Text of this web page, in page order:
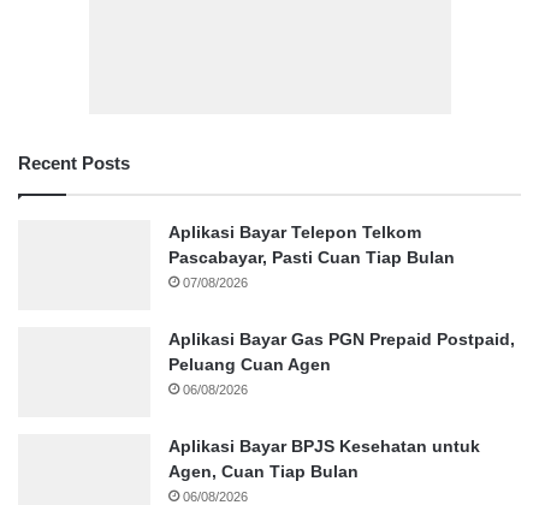
Recent Posts
Aplikasi Bayar Telepon Telkom
Pascabayar, Pasti Cuan Tiap Bulan
07/08/2026
Aplikasi Bayar Gas PGN Prepaid Postpaid,
Peluang Cuan Agen
06/08/2026
Aplikasi Bayar BPJS Kesehatan untuk
Agen, Cuan Tiap Bulan
06/08/2026